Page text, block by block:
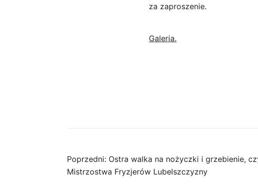
za zaproszenie.
Galeria.
Nawigacja
Poprzedni: Ostra walka na nożyczki i grzebienie,
Mistrzostwa Fryzjerów Lubelszczyzny